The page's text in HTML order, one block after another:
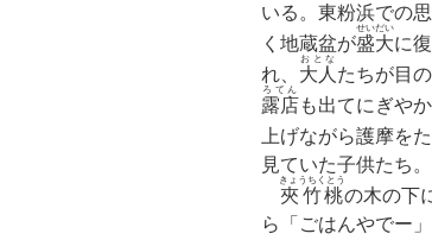
いる。東粉浜での
く地蔵盆が盛大
せいだい
に
れ、 大人
おとな
たちが目
露店
ろてん
も出てにぎや
上げながら護摩を
見ていた子供たち。
夾竹桃
きょうちくとう
の木の下
ら「ごはんやでー